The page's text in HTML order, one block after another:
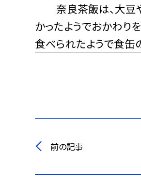
奈良茶飯は、大豆や
かったようでおかわり
食べられたようで食缶
前の記事